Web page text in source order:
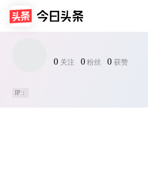
0 关注 0 粉丝 0 获赞
IP：